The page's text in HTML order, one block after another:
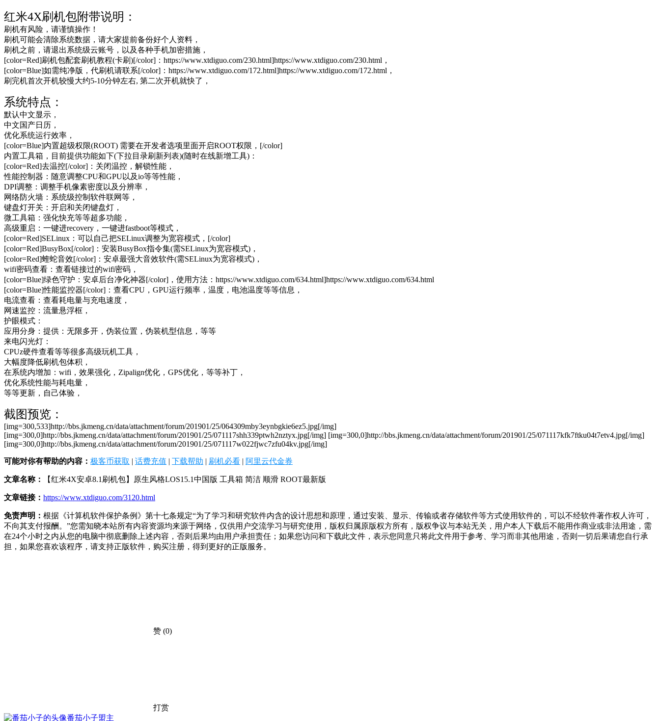
红米4X刷机包附带说明：
刷机有风险，请谨慎操作！
刷机可能会清除系统数据，请大家提前备份好个人资料，
刷机之前，请退出系统级云账号，以及各种手机加密措施，
[color=Red]刷机包配套刷机教程(卡刷)[/color]：https://www.xtdiguo.com/230.html]https://www.xtdiguo.com/230.html，
[color=Blue]如需纯净版，代刷机请联系[/color]：https://www.xtdiguo.com/172.html]https://www.xtdiguo.com/172.html，
刷完机首次开机较慢大约5-10分钟左右, 第二次开机就快了，
系统特点：
默认中文显示，
中文国产日历，
优化系统运行效率，
[color=Blue]内置超级权限(ROOT) 需要在开发者选项里面开启ROOT权限，[/color]
内置工具箱，目前提供功能如下(下拉目录刷新列表)(随时在线新增工具)：
[color=Red]去温控[/color]：关闭温控，解锁性能，
性能控制器：随意调整CPU和GPU以及io等等性能，
DPI调整：调整手机像素密度以及分辨率，
网络防火墙：系统级控制软件联网等，
键盘灯开关：开启和关闭键盘灯，
微工具箱：强化快充等等超多功能，
高级重启：一键进recovery，一键进fastboot等模式，
[color=Red]SELinux：可以自己把SELinux调整为宽容模式，[/color]
[color=Red]BusyBox[/color]：安装BusyBox指令集(需SELinux为宽容模式)，
[color=Red]蝰蛇音效[/color]：安卓最强大音效软件(需SELinux为宽容模式)，
wifi密码查看：查看链接过的wifi密码，
[color=Blue]绿色守护：安卓后台净化神器[/color]，使用方法：https://www.xtdiguo.com/634.html]https://www.xtdiguo.com/634.html
[color=Blue]性能监控器[/color]：查看CPU，GPU运行频率，温度，电池温度等等信息，
电流查看：查看耗电量与充电速度，
网速监控：流量悬浮框，
护眼模式：
应用分身：提供：无限多开，伪装位置，伪装机型信息，等等
来电闪光灯：
CPUz硬件查看等等很多高级玩机工具，
大幅度降低刷机包体积，
在系统内增加：wifi，效果强化，Zipalign优化，GPS优化，等等补丁，
优化系统性能与耗电量，
等等更新，自己体验，
截图预览：
[img=300,533]http://bbs.jkmeng.cn/data/attachment/forum/201901/25/064309mby3eynbgkie6ez5.jpg[/img]
[img=300,0]http://bbs.jkmeng.cn/data/attachment/forum/201901/25/071117shh339ptwh2nztyx.jpg[/img] [img=300,0]http://bbs.jkmeng.cn/data/attachment/forum/201901/25/071117kfk7ftku04t7etv4.jpg[/img]
[img=300,0]http://bbs.jkmeng.cn/data/attachment/forum/201901/25/071117w022fjwc7zfu04kv.jpg[/img]
可能对你有帮助的内容： 极客币获取 | 话费充值 | 下载帮助 | 刷机必看 | 阿里云代金券
文章名称： 【红米4X安卓8.1刷机包】原生风格LOS15.1中国版 工具箱 简洁 顺滑 ROOT最新版
文章链接： https://www.xtdiguo.com/3120.html
免责声明： 根据《计算机软件保护条例》第十七条规定“为了学习和研究软件内含的设计思想和原理，通过安装、显示、传输或者存储软件等方式使用软件的，可以不经软件著作权人许可，
不向其支付报酬。”您需知晓本站所有内容资源均来源于网络，仅供用户交流学习与研究使用，版权归属原版权方所有，版权争议与本站无关，用户本人下载后不能用作商业或非法用途，需
在24个小时之内从您的电脑中彻底删除上述内容，否则后果均由用户承担责任；如果您访问和下载此文件，表示您同意只将此文件用于参考、学习而非其他用途，否则一切后果请您自行承
担，如果您喜欢该程序，请支持正版软件，购买注册，得到更好的正版服务。
赞 (0)
打赏
番茄小子盟主